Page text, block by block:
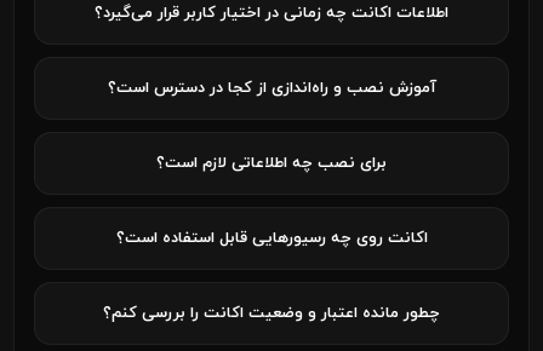
اطلاعات اکانت چه زمانی در اختیار کاربر قرار می‌گیرد؟
آموزش نصب و راه‌اندازی از کجا در دسترس است؟
برای نصب چه اطلاعاتی لازم است؟
اکانت روی چه رسیورهایی قابل استفاده است؟
چطور مانده اعتبار و وضعیت اکانت را بررسی کنم؟